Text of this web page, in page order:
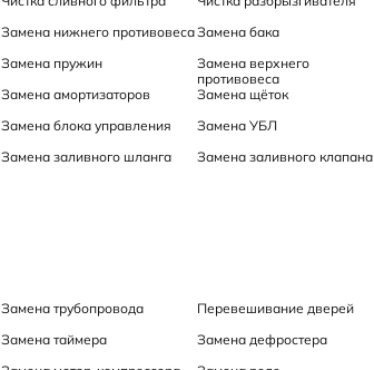
Замена нижнего противовесаЗамена бака
Замена пружин
Замена верхнего
противовеса
Замена амортизаторов
Замена щёток
Замена блока управления
Замена УБЛ
Замена заливного шланга Замена заливного клапана
Замена трубопровода
Перевешивание дверей
Замена таймера
Замена дефростера